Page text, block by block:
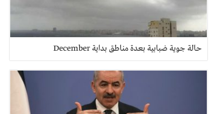
حالة جوية ضبابية بعدة مناطق بداية December